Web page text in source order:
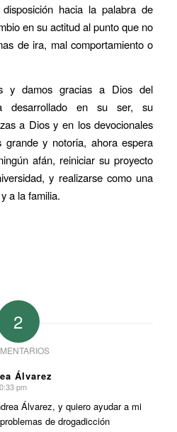
hacia la palabra de
en su actitud al punto que no
de ira, mal comportamiento o
y damos gracias a Dios del
desarrollado en su ser, su
a Dios y en los devocionales
y notoria, ahora espera
afán, reiniciar su proyecto
y realizarse como una
a la familia.
2
Álvarez
pm
Álvarez, y quiero ayudar a mi
de drogadicción